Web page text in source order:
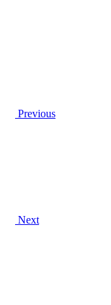
Previous
Next